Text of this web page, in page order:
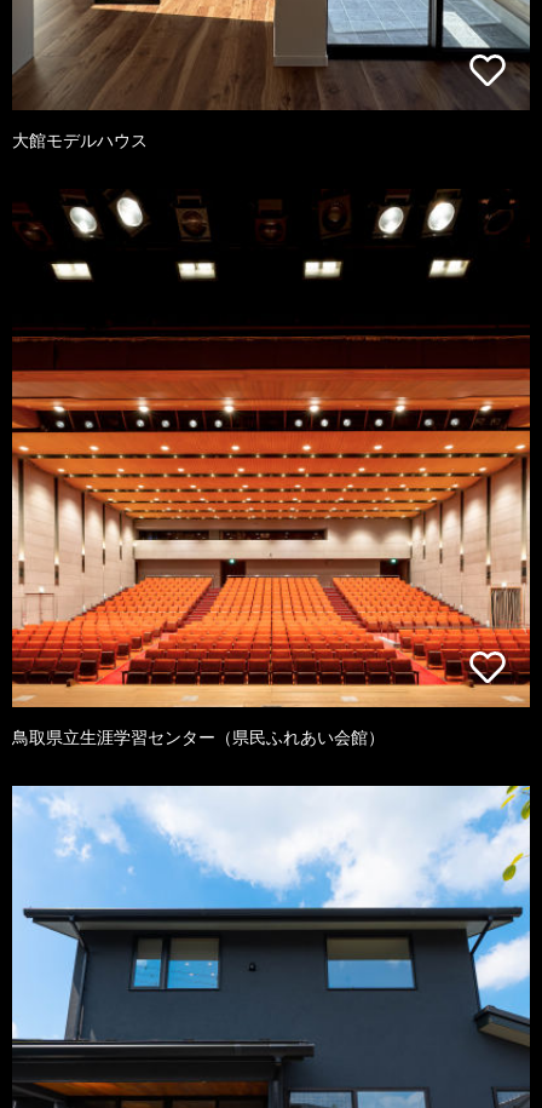
大館モデルハウス
鳥取県立生涯学習センター（県民ふれあい会館）